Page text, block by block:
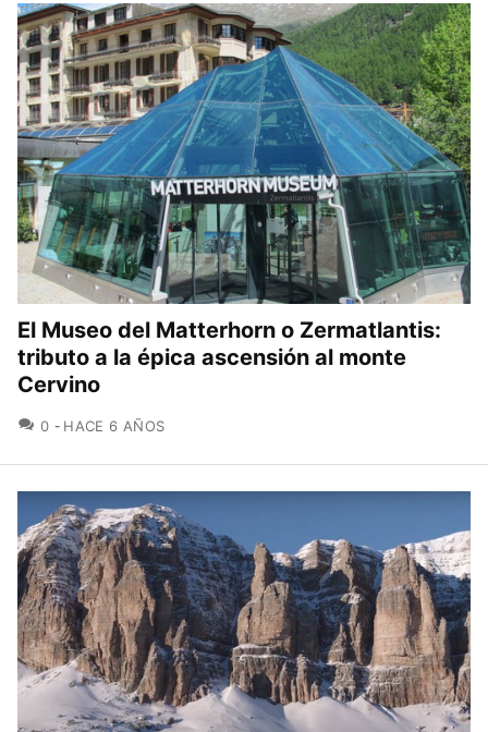
El Museo del Matterhorn o Zermatlantis:
tributo a la épica ascensión al monte
Cervino
0 COMENTARIOS
HACE 6 AÑOS